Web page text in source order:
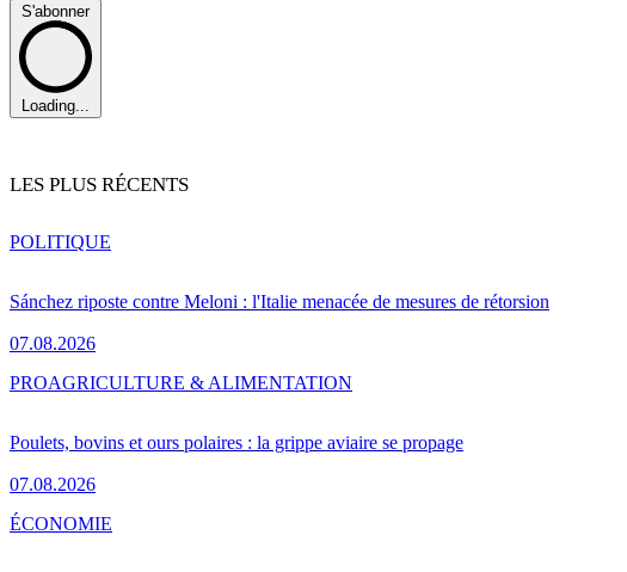
S'abonner
Loading...
LES PLUS RÉCENTS
Sánchez riposte contre Meloni : l'Italie menacée de mesures de rétorsion
07.08.2026
POLITIQUE
Poulets, bovins et ours polaires : la grippe aviaire se propage
07.08.2026
PROAGRICULTURE & ALIMENTATION
ÉCONOMIE